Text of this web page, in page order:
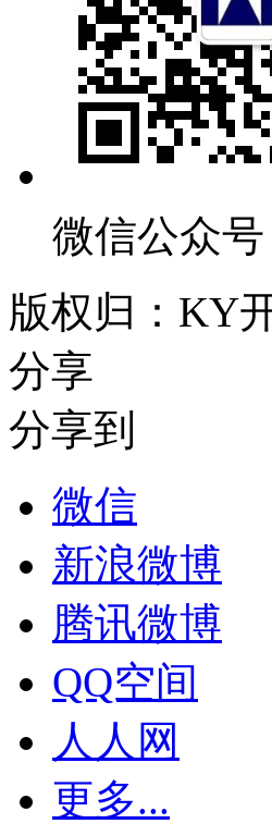
微信公众号
版权归：KY
分享
分享到
微信
新浪微博
腾讯微博
QQ空间
人人网
更多...